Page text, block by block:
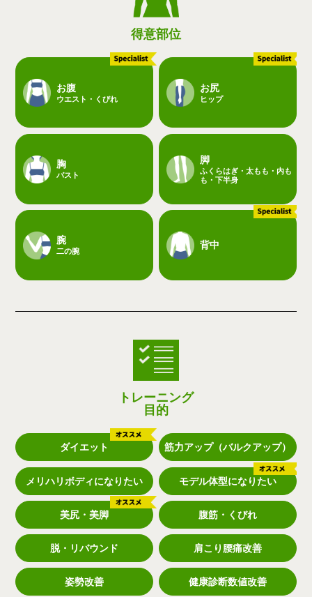
得意部位
お腹
ウエスト・くびれ
お尻
ヒップ
胸
バスト
脚
ふくらはぎ・太もも・内も
も・下半身
腕
二の腕
背中
トレーニング
目的
ダイエット 筋力アップ（バルクアップ）
メリハリボディになりたい モデル体型になりたい
美尻・美脚 腹筋・くびれ
脱・リバウンド 肩こり腰痛改善
姿勢改善 健康診断数値改善